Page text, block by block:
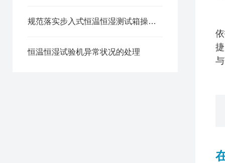
规范落实步入式恒温恒湿测试箱操作流程保障测试数据精准可靠
恒温恒湿试验机异常状况的处理